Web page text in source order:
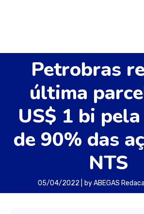
Petrobras
última
US$ 1 bi
de 90% das
NTS
05/04/2022 byABEGAS